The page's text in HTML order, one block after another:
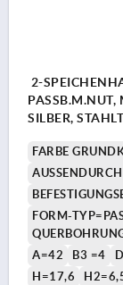
2-
PASSB.M.NUT,
SILBER,
FARBE
FORM-
A=42
B3 =4
H=17,6